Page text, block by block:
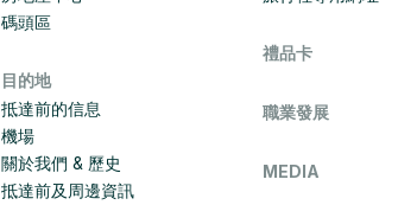
碼頭區
目的地
抵達前的信息
機場
關於我們 & 歷史
抵達前及周邊資訊
禮品卡
職業發展
MEDIA